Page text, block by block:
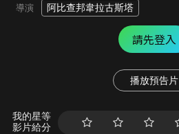
導演 阿比查邦韋拉古斯塔
請先登入
播放預告片
我的星等
影片給分